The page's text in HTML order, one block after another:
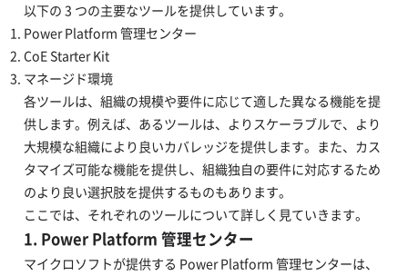
以下の 3 つの主要なツールを提供しています。
Power Platform 管理センター
CoE Starter Kit
マネージド環境
各ツールは、組織の規模や要件に応じて適した異なる機能を提
供します。例えば、あるツールは、よりスケーラブルで、より
大規模な組織により良いカバレッジを提供します。また、カス
タマイズ可能な機能を提供し、組織独自の要件に対応するため
のより良い選択肢を提供するものもあります。
ここでは、それぞれのツールについて詳しく見ていきます。
1. Power Platform 管理センター
マイクロソフトが提供する Power Platform 管理センターは、